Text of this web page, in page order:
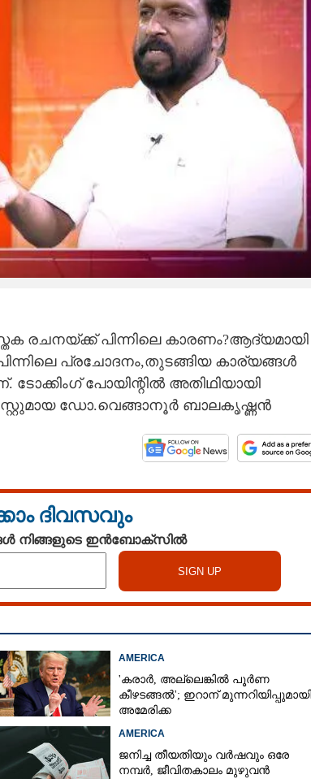
രചനയ്ക്ക് പിന്നിലെ കാരണം?ആദ്യമായി
പ്രചോദനം,തുടങ്ങിയ കാര്യങ്ങൾ
പോയിന്റിൽ അതിഥിയായി
ഡോ.വെങ്ങാനൂർ ബാലകൃഷ്ണൻ
ദിവസവും
നിങ്ങളുടെ ഇൻബോക്സിൽ
AMERICA
'കരാർ, അല്ലെങ്കിൽ പൂർണ
കീഴടങ്ങൽ'; ഇറാന് മുന്നറിയിപ്പുമായി
അമേരിക്ക
AMERICA
ജനിച്ച തീയതിയും വർഷവും ഒരേ
നമ്പർ, ജീവിതകാലം മുഴുവൻ